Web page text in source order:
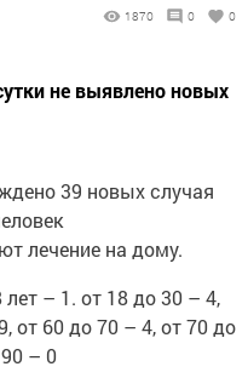
1870 0 0
не выявлено новых
39 новых случая
лечение на дому.
– 1. от 18 до 30 – 4,
от 60 до 70 – 4, от 70 до
– 0